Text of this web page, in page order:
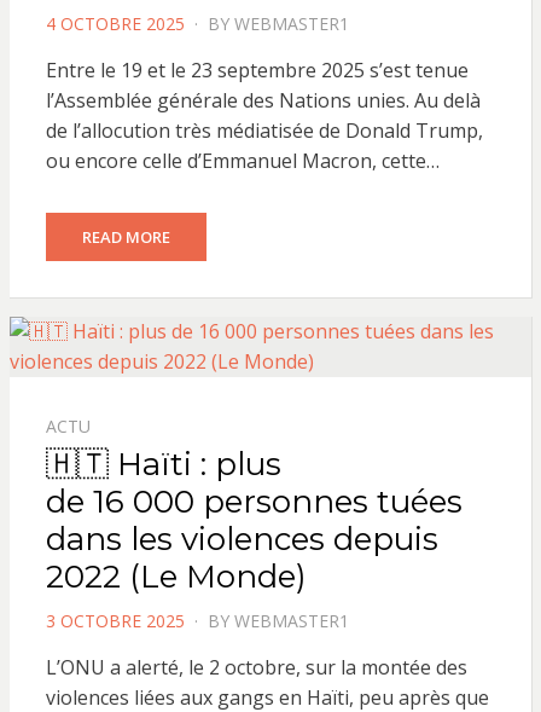
POSTED
4 OCTOBRE 2025 BY WEBMASTER1
Entre le 19 et le 23 septembre 2025 s’est tenue
l’Assemblée générale des Nations unies. Au delà
de l’allocution très médiatisée de Donald Trump,
ou encore celle d’Emmanuel Macron, cette…
READ MORE
ACTU
🇭🇹 Haïti : plus
de 16 000 personnes tuées
dans les violences depuis
2022 (Le Monde)
POSTED
3 OCTOBRE 2025 BY WEBMASTER1
L’ONU a alerté, le 2 octobre, sur la montée des
violences liées aux gangs en Haïti, peu après que